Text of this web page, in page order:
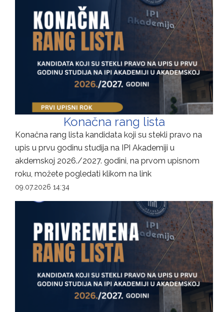
Konačna rang lista
Konačna rang lista kandidata koji su stekli pravo na
upis u prvu godinu studija na IPI Akademiji u
akdemskoj 2026./2027. godini, na prvom upisnom
roku, možete pogledati klikom na link
09.07.2026 14:34